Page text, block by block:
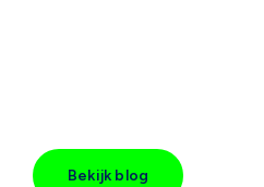
Bekijk blog